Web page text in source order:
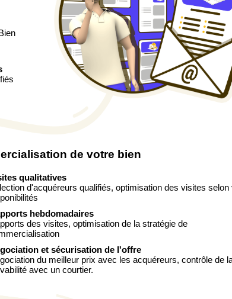
de votre bien
qualitatives
d'acquéreurs qualifiés, optimisation des visites selon
hebdomadaires
des visites, optimisation de la stratégie de
et sécurisation de l'offre
du meilleur prix avec les acquéreurs, contrôle de
avec un courtier.